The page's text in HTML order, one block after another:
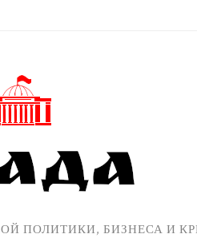
ПОЛИТИКИ, БИЗНЕСА И